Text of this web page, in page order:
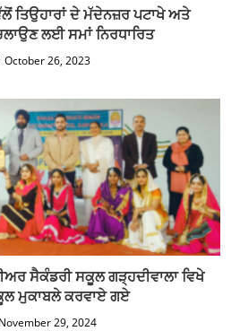
ਤਿਉਹਾਰਾਂ ਦੇ ਮੱਦੇਨਜ਼ਰ ਪਟਾਖੇ ਅਤੇ
ਲਈ ਸਮਾਂ ਨਿਰਧਾਰਿਤ
October 26, 2023
ਸੈਕੰਡਰੀ ਸਕੂਲ ਗੜ੍ਹਦੀਵਾਲਾ ਵਿਖੇ
ਮੁਕਾਬਲੇ ਕਰਵਾਏ ਗਏ
November 29, 2024